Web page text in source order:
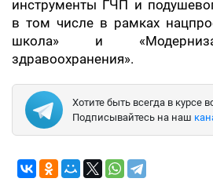
инструменты ГЧП и
в том числе в рамках
школа» и
здравоохранения».
Хотите быть всегда в курсе
Подписывайтесь на наш